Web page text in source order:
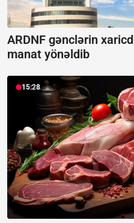
ARDNF gənclərin
manat yönəldib
15:28